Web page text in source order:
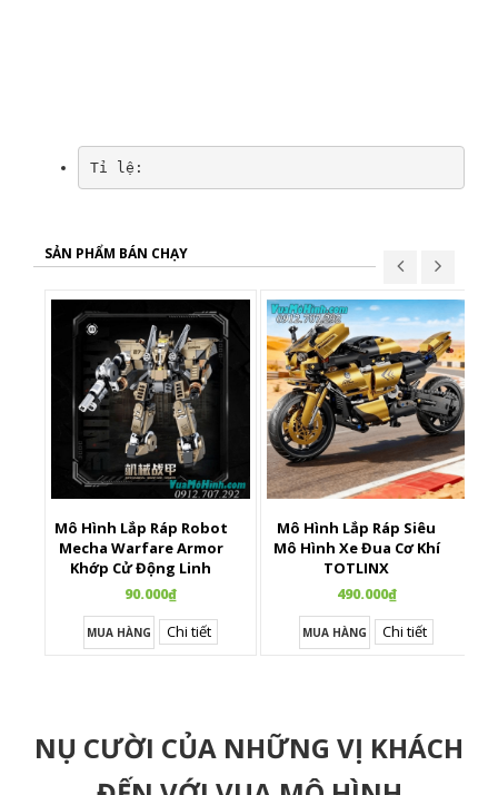
Tỉ lệ:
SẢN PHẨM BÁN CHẠY
Mô Hình Lắp Ráp Robot
Mecha Warfare Armor
Khớp Cử Động Linh
Hoạt
90.000₫
MUA HÀNG Chi tiết
Mô Hình Lắp Ráp Siêu
Mô Hình Xe Đua Cơ Khí
TOTLINX
490.000₫
MUA HÀNG Chi tiết
NỤ CƯỜI CỦA NHỮNG VỊ KHÁCH